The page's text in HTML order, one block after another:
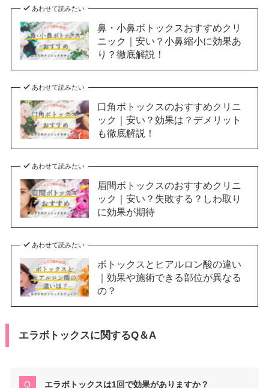
あわせて読みたい
鼻・小鼻ボトックスおすすめクリ
ニック｜安い？小鼻縮小に効果あ
り？徹底解説！
あわせて読みたい
口角ボトックスのおすすめクリニ
ック｜安い？効果は？デメリット
も徹底解説！
あわせて読みたい
眉間ボトックスのおすすめクリニ
ック｜安い？失敗する？しわ取り
に効果が期待
あわせて読みたい
ボトックスとヒアルロン酸の違い
｜効果や施術できる部位が異なる
の？
エラボトックスに関するQ＆A
エラボトックスは1回で効果がありますか？